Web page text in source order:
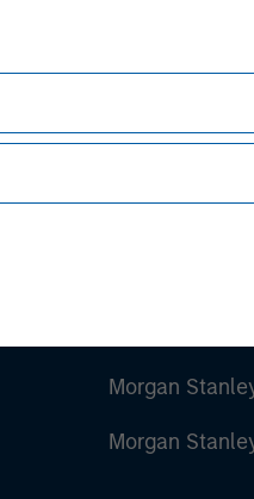
Morgan
Morgan